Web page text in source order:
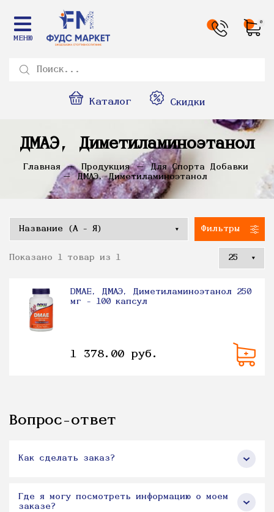
МЕНЮ
0
Каталог Скидки
ДМАЭ, Диметиламиноэтанол
Главная Продукция
Для Спорта Добавки
ДМАЭ, Диметиламиноэтанол
Фильтры
Показано 1 товар из 1
DMAE, ДМАЭ, Диметиламиноэтанол 250
мг - 100 капсул
1 378.00 руб.
Вопрос-ответ
Как сделать заказ?
Где я могу посмотреть информацию о моем
заказе?